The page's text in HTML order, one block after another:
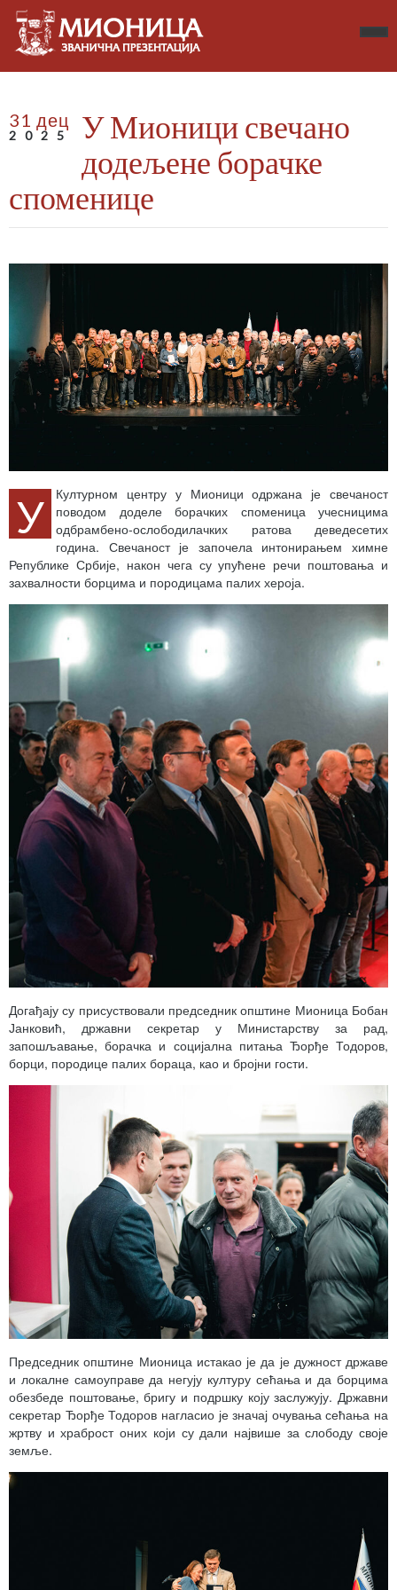
31 дец
2025
У Мионици свечано
додељене борачке
споменице
У
Културном центру у Мионици одржана је свечаност
поводом доделе борачких споменица учесницима
одбрамбено-ослободилачких ратова деведесетих
година. Свечаност је започела интонирањем химне
Републике Србије, након чега су упућене речи поштовања и
захвалности борцима и породицама палих хероја.
Догађају су присуствовали председник општине Мионица Бобан
Јанковић, државни секретар у Министарству за рад,
запошљавање, борачка и социјална питања Ђорђе Тодоров,
борци, породице палих бораца, као и бројни гости.
Председник општине Мионица истакао је да је дужност државе
и локалне самоуправе да негују културу сећања и да борцима
обезбеде поштовање, бригу и подршку коју заслужују. Државни
секретар Ђорђе Тодоров нагласио је значај очувања сећања на
жртву и храброст оних који су дали највише за слободу своје
земље.